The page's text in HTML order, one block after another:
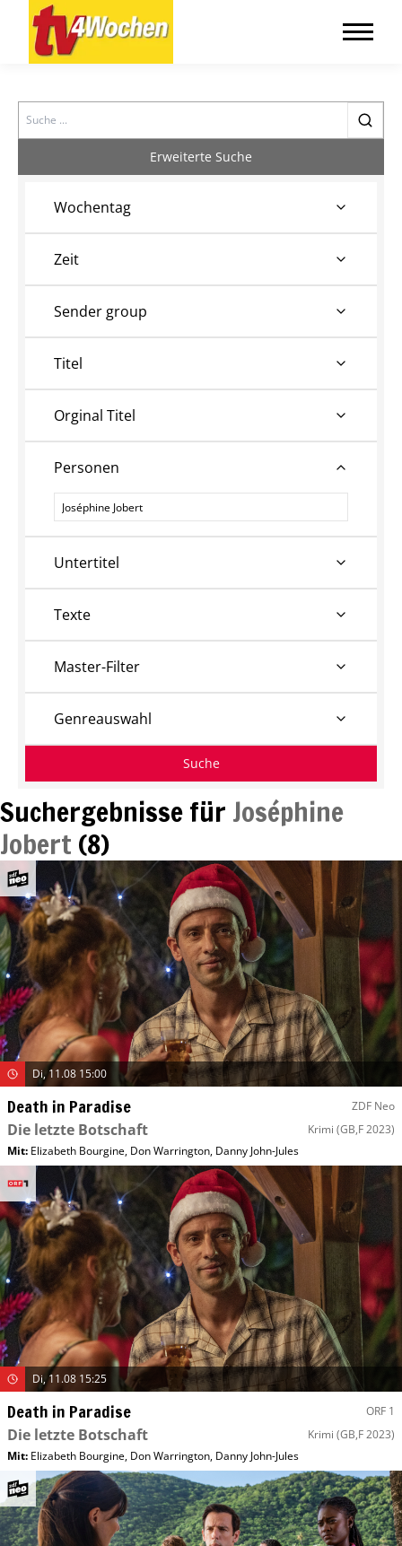
Search
Suchergebnisse für Joséphine
Jobert (8)
Di, 11.08 15:00
Death in Paradise ZDF Neo
Die letzte Botschaft Krimi (GB,F 2023)
Mit: Elizabeth Bourgine, Don Warrington, Danny John-Jules
Di, 11.08 15:25
Death in Paradise ORF 1
Die letzte Botschaft Krimi (GB,F 2023)
Mit: Elizabeth Bourgine, Don Warrington, Danny John-Jules
Erweiterte Suche
Wochentag
Zeit
Sender group
Titel
Orginal Titel
Personen
Personen
Untertitel
Texte
Master-Filter
Genreauswahl
Suche